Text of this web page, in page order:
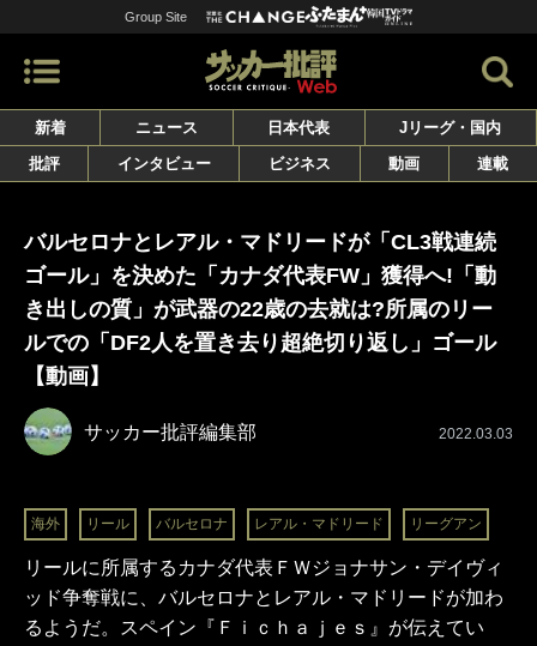
Group Site
新着 ニュース 日本代表
Jリーグ・国内
批評
インタビュー ビジネス 動画 連載
バルセロナとレアル・マドリードが「CL3戦連続
ゴール」を決めた「カナダ代表FW」獲得へ!「動
き出しの質」が武器の22歳の去就は?所属のリー
ルでの「DF2人を置き去り超絶切り返し」ゴール
【動画】
サッカー批評編集部 2022.03.03
海外 リール バルセロナ レアル・マドリード リーグアン
リールに所属するカナダ代表ＦＷジョナサン・デイヴィ
ッド争奪戦に、バルセロナとレアル・マドリードが加わ
るようだ。スペイン『Ｆｉｃｈａｊｅｓ』が伝えてい